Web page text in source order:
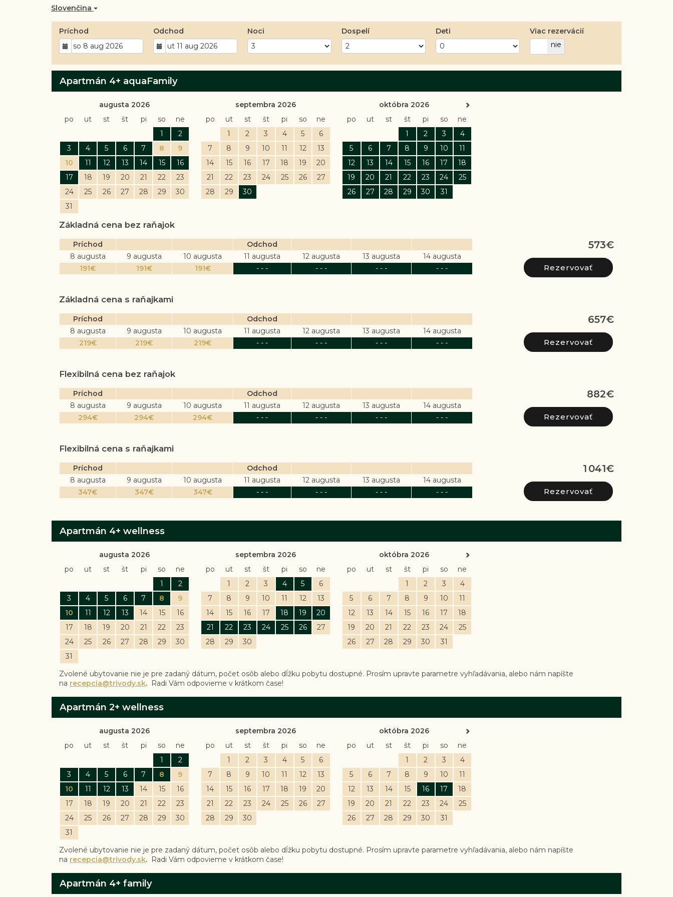
Slovenčina
Príchod Odchod Noci Dospelí Deti
Viac rezervácií
áno
nie
Apartmán 4+ aquaFamily
augusta 2026
po
ut st št pi so
ne
1
2
3
4 5 6 7 8
9
10
11 12 13 14 15
16
17
18 19 20 21 22
23
24
25 26 27 28 29
30
31
septembra 2026
po
ut st št pi so
ne
1
2 3 4 5
6
7
8 9 10 11 12
13
14
15 16 17 18 19
20
21
22 23 24 25 26
27
28
29 30
októbra 2026
po
ut st št pi so
ne
1
2 3
4
5
6 7 8 9 10
11
12
13 14 15 16 17
18
19
20 21 22 23 24
25
26
27 28 29 30 31
Základná cena bez raňajok
Príchod
Odchod
8 augusta
9 augusta 10 augusta 11 augusta 12 augusta 13 augusta
14 augusta
191€ 191€ 191€ - - - - - - - - - - - -
573€
Základná cena s raňajkami
Príchod
Odchod
8 augusta
9 augusta 10 augusta 11 augusta 12 augusta 13 augusta
14 augusta
219€ 219€ 219€ - - - - - - - - - - - -
657€
Flexibilná cena bez raňajok
Príchod
Odchod
8 augusta
9 augusta 10 augusta 11 augusta 12 augusta 13 augusta
14 augusta
294€ 294€ 294€ - - - - - - - - - - - -
882€
Flexibilná cena s raňajkami
Príchod
Odchod
8 augusta
9 augusta 10 augusta 11 augusta 12 augusta 13 augusta
14 augusta
347€ 347€ 347€ - - - - - - - - - - - -
1 041€
Apartmán 4+ wellness
augusta 2026
po
ut st št pi so
ne
1
2
3
4 5 6 7 8
9
10
11 12 13 14 15
16
17
18 19 20 21 22
23
24
25 26 27 28 29
30
31
septembra 2026
po
ut st št pi so
ne
1
2 3 4 5
6
7
8 9 10 11 12
13
14
15 16 17 18 19
20
21
22 23 24 25 26
27
28
29 30
októbra 2026
po
ut st št pi so
ne
1
2 3
4
5
6 7 8 9 10
11
12
13 14 15 16 17
18
19
20 21 22 23 24
25
26
27 28 29 30 31
Zvolené ubytovanie nie je pre zadaný dátum, počet osôb alebo dĺžku pobytu dostupné. Prosím upravte parametre vyhľadávania, alebo nám napíšte
na recepcia@trivody.sk. Radi Vám odpovieme v krátkom čase!
Apartmán 2+ wellness
augusta 2026
po
ut st št pi so
ne
1
2
3
4 5 6 7 8
9
10
11 12 13 14 15
16
17
18 19 20 21 22
23
24
25 26 27 28 29
30
31
septembra 2026
po
ut st št pi so
ne
1
2 3 4 5
6
7
8 9 10 11 12
13
14
15 16 17 18 19
20
21
22 23 24 25 26
27
28
29 30
októbra 2026
po
ut st št pi so
ne
1
2 3
4
5
6 7 8 9 10
11
12
13 14 15 16 17
18
19
20 21 22 23 24
25
26
27 28 29 30 31
Zvolené ubytovanie nie je pre zadaný dátum, počet osôb alebo dĺžku pobytu dostupné. Prosím upravte parametre vyhľadávania, alebo nám napíšte
na recepcia@trivody.sk. Radi Vám odpovieme v krátkom čase!
Apartmán 4+ family